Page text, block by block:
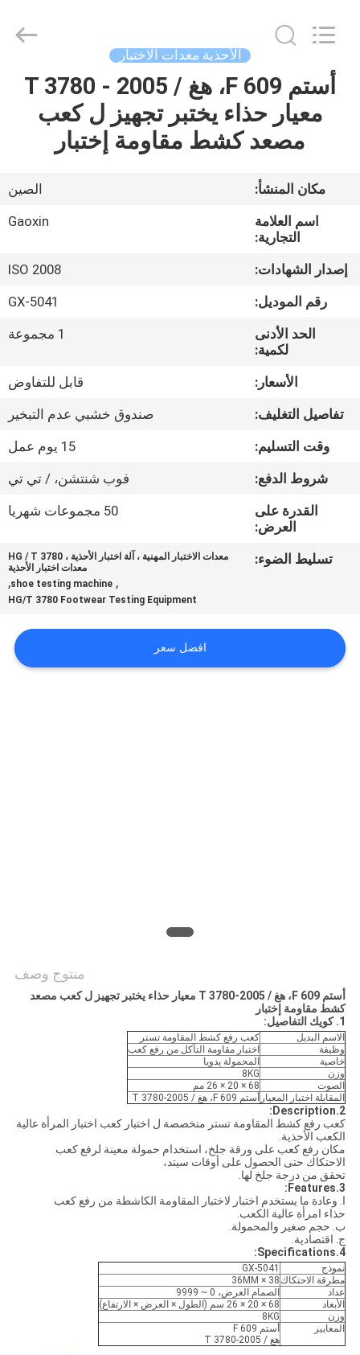
منزل،
معلومات
جولة
مراقبة
الجودة
اتصل
أخبار
اقتباس
Ltd.，.
Reserved.
Developed
الأحذية معدات الاختبار
أستم F 609، هغ / T 3780 - 2005
معيار حذاء يختبر تجهيز ل كعب
مصعد كشط مقاومة إختبار
مكان المنشأ:
الصين
اسم العلامة
التجارية:
Gaoxin
إصدار الشهادات:
ISO 2008
رقم الموديل:
GX-5041
الحد الأدنى
لكمية:
1 مجموعة
الأسعار:
قابل للتفاوض
تفاصيل التغليف:
صندوق خشبي عدم التبخير
وقت التسليم:
15 يوم عمل
شروط الدفع:
فوب شنتشن، / تي تي
القدرة على
العرض:
50 مجموعات شهريا
تسليط الضوء:
معدات الاختبار المهنية ، آلة اختبار الأحذية ، HG / T 3780
معدات اختبار الأحذية
,
shoe testing machine
,
HG/T 3780 Footwear Testing Equipment
افضل سعر
منتوج وصف
أستم F 609، هغ / T 3780-2005 معيار حذاء يختبر تجهيز ل كعب مصعد
كشط مقاومة إختبار
1. كويك التفاصيل:
الاسم البديل
كعب رفع كشط المقاومة تستر
وظيفة
اختبار مقاومة التآكل من رفع كعب
خاصية
المحمولة يدويا
وزن
8KG
الصوت
68 × 20 × 26 مم
المقابلة اختبار المعيار أستم F 609، هغ / T 3780-2005
2.Description:
كعب رفع كشط المقاومة تستر متخصصة ل اختبار كعب اختبار المرأة عالية
الكعب الأحذية.
مكان رفع كعب على ورقة جلخ، استخدام حمولة معينة لرفع كعب
الاحتكاك حتى الحصول على أوقات سيتد،
تحقق من درجة جلخ لها.
3.Features:
ا. وعادة ما يستخدم اختبار لاختبار المقاومة الكاشطة من رفع كعب
حذاء امرأة عالية الكعب.
ب. حجم صغير والمحمولة.
ج. اقتصادية.
4.Specifications:
نموذج
GX-5041
مطرقة الاحتكاك 38 × 36MM
عداد
الصمام العرض، 0 ~ 9999
الأبعاد
68 × 20 × 26 سم (الطول × العرض × الارتفاع)
وزن
8KG
المعايير
أستم F 609
هغ / T 3780-2005